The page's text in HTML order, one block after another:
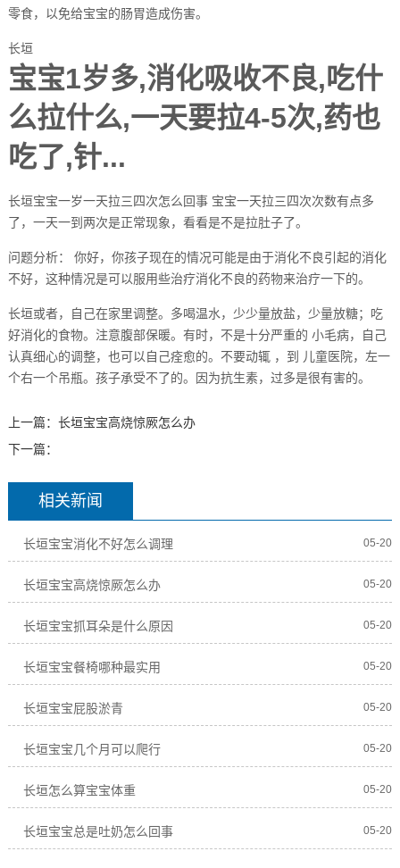
零食，以免给宝宝的肠胃造成伤害。
长垣
宝宝1岁多,消化吸收不良,吃什
么拉什么,一天要拉4-5次,药也
吃了,针...
长垣宝宝一岁一天拉三四次怎么回事 宝宝一天拉三四次次数有点多
了，一天一到两次是正常现象，看看是不是拉肚子了。
问题分析： 你好，你孩子现在的情况可能是由于消化不良引起的消化
不好，这种情况是可以服用些治疗消化不良的药物来治疗一下的。
长垣或者，自己在家里调整。多喝温水，少少量放盐，少量放糖；吃
好消化的食物。注意腹部保暖。有时，不是十分严重的 小毛病，自己
认真细心的调整，也可以自己痊愈的。不要动辄 ，到 儿童医院，左一
个右一个吊瓶。孩子承受不了的。因为抗生素，过多是很有害的。
上一篇： 长垣宝宝高烧惊厥怎么办
下一篇：
相关新闻
长垣宝宝消化不好怎么调理 05-20
长垣宝宝高烧惊厥怎么办 05-20
长垣宝宝抓耳朵是什么原因 05-20
长垣宝宝餐椅哪种最实用 05-20
长垣宝宝屁股淤青 05-20
长垣宝宝几个月可以爬行 05-20
长垣怎么算宝宝体重 05-20
长垣宝宝总是吐奶怎么回事 05-20